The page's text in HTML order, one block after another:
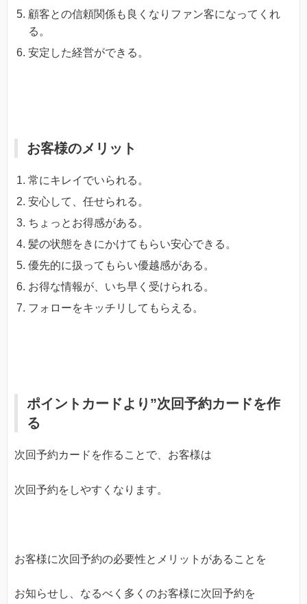
顧客との信頼関係も良くなりファン客になってくれ
る。
安定した経営ができる。
お客様のメリット
常にキレイでいられる。
安心して、任せられる。
ちょっとお得感がある。
髪の状態をきにかけてもらい安心できる。
優先的に扱ってもらい優越感がある。
お得な情報が、いち早く受けられる。
フォローをキッチリしてもらえる。
ポイントカードより”次回予約カードを作
る
次回予約カードを作ることで、お客様は
次回予約をしやすくなります。
お客様に次回予約の必要性とメリットがあることを
お知らせし、なるべく多くのお客様に次回予約を